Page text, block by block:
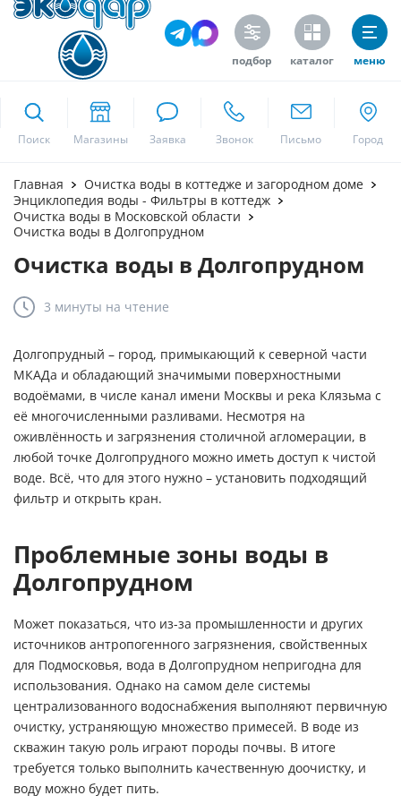
подбор каталог меню
Поиск
Москва
Главная
Очистка воды в коттедже и загородном доме
Энциклопедия воды - Фильтры в коттедж
Очистка воды в Московской области
Очистка воды в Долгопрудном
Очистка воды в Долгопрудном
3 минуты на чтение
Долгопрудный – город, примыкающий к северной части
МКАДа и обладающий значимыми поверхностными
водоёмами, в числе канал имени Москвы и река Клязьма с
её многочисленными разливами. Несмотря на
оживлённость и загрязнения столичной агломерации, в
любой точке Долгопрудного можно иметь доступ к чистой
воде. Всё, что для этого нужно – установить подходящий
фильтр и открыть кран.
Проблемные зоны воды в
Долгопрудном
Может показаться, что из-за промышленности и других
источников антропогенного загрязнения, свойственных
для Подмосковья, вода в Долгопрудном непригодна для
использования. Однако на самом деле системы
централизованного водоснабжения выполняют первичную
очистку, устраняющую множество примесей. В воде из
скважин такую роль играют породы почвы. В итоге
требуется только выполнить качественную доочистку, и
воду можно будет пить.